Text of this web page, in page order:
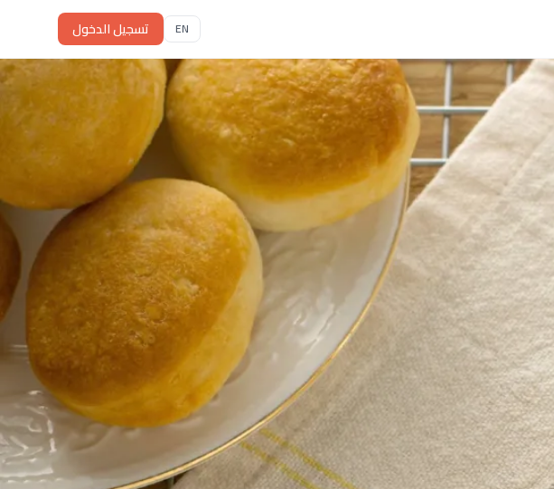
EN تسجيل الدخول